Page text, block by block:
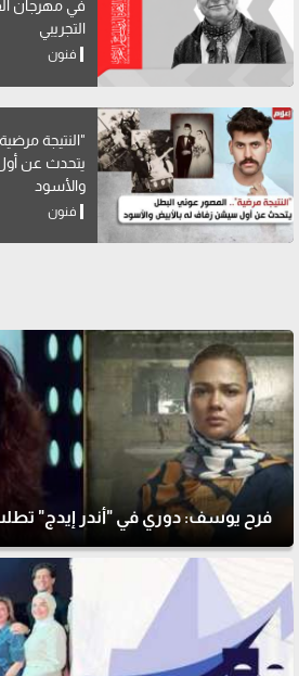
في مهرجان
التجريبي
فنون
"النتيجة
يتحدث عن
والأسود
فنون
فرح يوسف: دوري في "أندر إيدج" تطلب